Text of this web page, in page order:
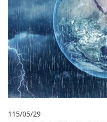
115/05/29